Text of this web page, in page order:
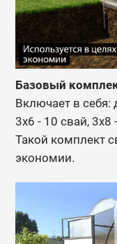
Базовый
Включает в себя:
3х6 - 10 свай, 3х8
Такой комплект
экономии.